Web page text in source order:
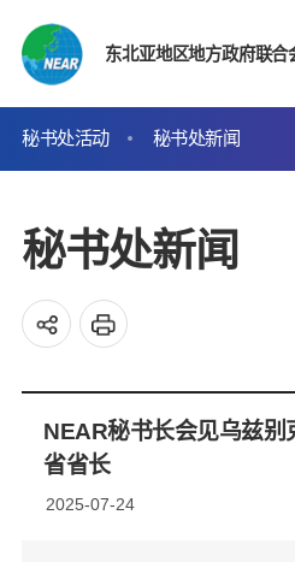
东北亚地区地方政府联合
秘书处活动 秘书处新闻
秘书处新闻
NEAR秘书长会见乌兹别
省省长
2025-07-24